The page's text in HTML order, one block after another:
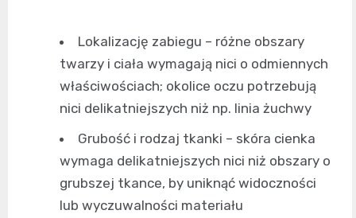
Lokalizację zabiegu – różne obszary
twarzy i ciała wymagają nici o odmiennych
właściwościach; okolice oczu potrzebują
nici delikatniejszych niż np. linia żuchwy
Grubość i rodzaj tkanki – skóra cienka
wymaga delikatniejszych nici niż obszary o
grubszej tkance, by uniknąć widoczności
lub wyczuwalności materiału